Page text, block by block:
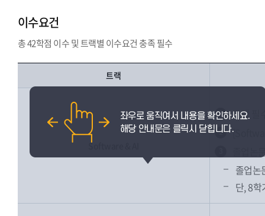
이수요건
총 42학점 이수 및 트랙별 이수요건 충족 필수
트랙
Software & AI
1 트랙 필
2
졸업논
졸업논
단, 8